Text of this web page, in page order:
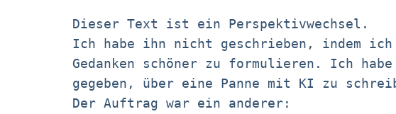
Dieser Text ist ein Perspektivwechsel.
Ich habe ihn nicht geschrieben, indem ich
Gedanken schöner zu formulieren. Ich
gegeben, über eine Panne mit KI zu
Der Auftrag war ein anderer: